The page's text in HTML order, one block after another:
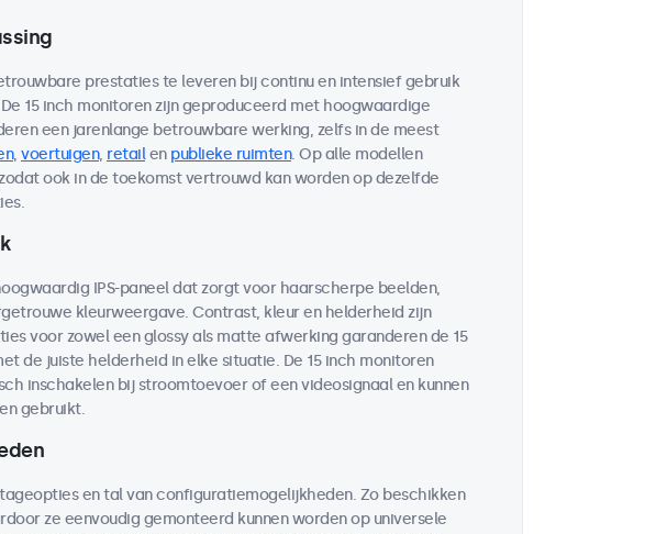
prestaties te leveren bij continu en intensief gebruik
15 inch monitoren zijn geproduceerd met hoogwaardige
een jarenlange betrouwbare werking, zelfs in de meest
, voertuigen, retailen publieke ruimten. Op alle modellen
ook in de toekomst vertrouwd kan worden op dezelfde
IPS-paneel dat zorgt voor haarscherpe beelden,
kleurweergave. Contrast, kleur en helderheid zijn
voor zowel een glossy als matte afwerking garanderen de 15
de juiste helderheid in elke situatie. De 15 inch monitoren
inschakelen bij stroomtoevoer of een videosignaal en kunnen
gebruikt.
en tal van configuratiemogelijkheden. Zo beschikken
ze eenvoudig gemonteerd kunnen worden op universele